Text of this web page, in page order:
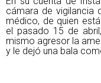
cámara de vigilancia
médico, de quien
el pasado 15 de
mismo agresor la
y le dejó una bala